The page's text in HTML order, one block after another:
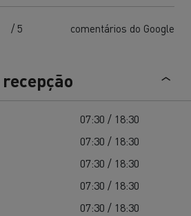
/ 5 comentários do Google
07:30 / 18:30
07:30 / 18:30
07:30 / 18:30
07:30 / 18:30
07:30 / 18:30